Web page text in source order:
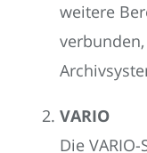
weitere
VARIO
Die